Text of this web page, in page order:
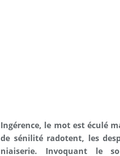
Ingérence, le mot est éculé
de sénilité radotent, les
niaiserie. Invoquant le